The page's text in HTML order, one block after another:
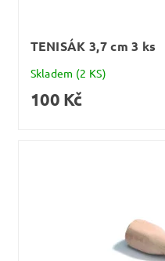
TENISÁK 3,7 cm 3 ks
Skladem (2 KS)
100 Kč